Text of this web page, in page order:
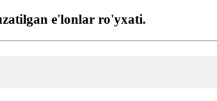
e'lonlar ro'yxati.